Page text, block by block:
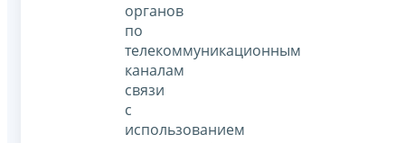
органов
по
телекоммуникационным
каналам
связи
с
использованием